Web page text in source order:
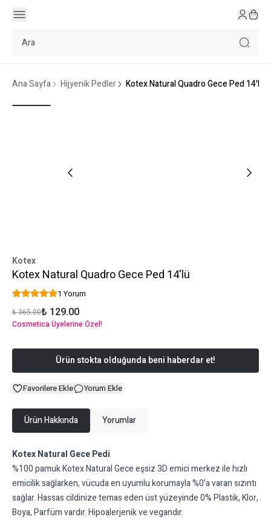
Ana Sayfa Hijyenik Pedler Kotex Natural Quadro Gece Ped 14'lü
Kotex
Kotex Natural Quadro Gece Ped 14'lü
1 Yorum
₺ 365.00₺ 129.00
Cosmetica Üyelerine Özel!
Ürün stokta olduğunda beni haberdar et!
Favorilere Ekle Yorum Ekle
Ürün Hakkında Yorumlar
Kotex Natural Gece Pedi
%100 pamuk Kotex Natural Gece eşsiz 3D emici merkez ile hızlı
emicilik sağlarken, vücuda en uyumlu korumayla %0’a varan sızıntı
sağlar. Hassas cildinize temas eden üst yüzeyinde 0% Plastik, Klor,
Boya, Parfüm vardır. Hipoalerjenik ve vegandır.